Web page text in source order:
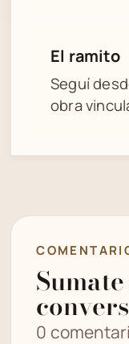
El ramito
Seguí
obra
0